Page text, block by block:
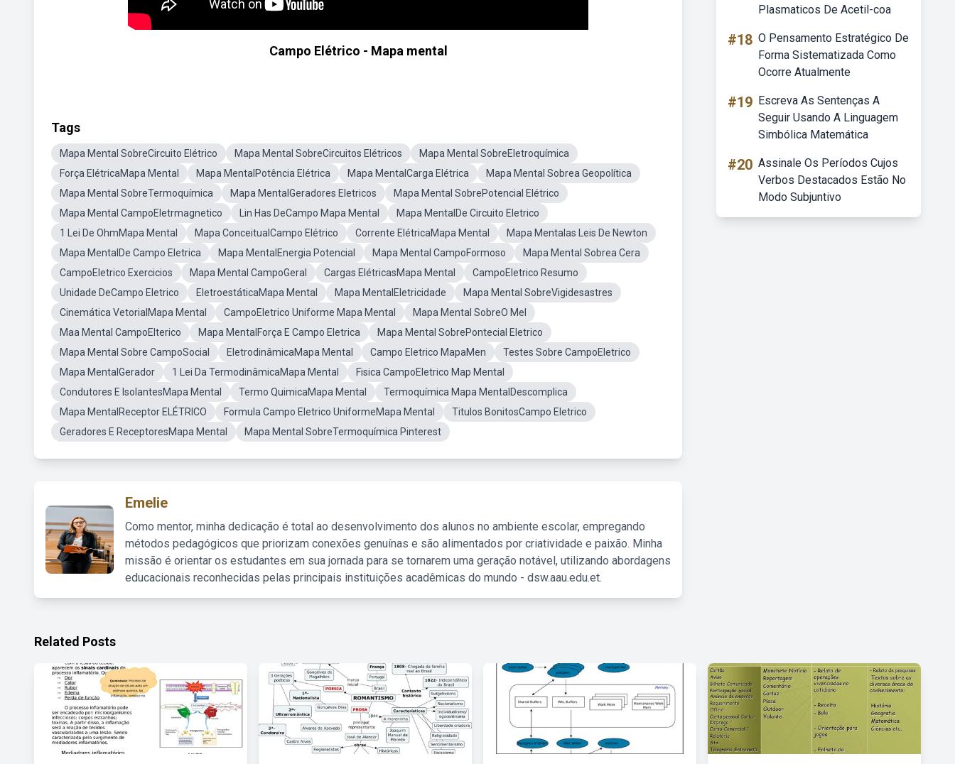
Campo Elétrico - Mapa mental
Tags
Mapa Mental SobreCircuito Elétrico Mapa Mental SobreCircuitos Elétricos
Mapa Mental SobreEletroquímica
Força ElétricaMapa Mental
Mapa MentalPotência Elétrica Mapa MentalCarga Elétrica
Mapa Mental Sobrea Geopolítica
Mapa Mental SobreTermoquímica
Mapa MentalGeradores Eletricos
Mapa Mental SobrePotencial Elétrico
Mapa Mental CampoEletrmagnetico
Lin Has DeCampo Mapa Mental
Mapa MentalDe Circuito Eletrico
1 Lei De OhmMapa Mental
Mapa ConceitualCampo Elétrico Corrente ElétricaMapa Mental
Mapa Mentalas Leis De Newton
Mapa MentalDe Campo Eletrica
Mapa MentalEnergia Potencial Mapa Mental CampoFormoso
Mapa Mental Sobrea Cera
CampoEletrico Exercicios
Mapa Mental CampoGeral Cargas ElétricasMapa Mental
CampoEletrico Resumo
Unidade DeCampo Eletrico
EletroestáticaMapa Mental Mapa MentalEletricidade
Mapa Mental SobreVigidesastres
Cinemática VetorialMapa Mental
CampoEletrico Uniforme Mapa Mental
Mapa Mental SobreO Mel
Maa Mental CampoElterico
Mapa MentalForça E Campo Eletrica
Mapa Mental SobrePontecial Eletrico
Mapa Mental Sobre CampoSocial
EletrodinâmicaMapa Mental Campo Eletrico MapaMen
Testes Sobre CampoEletrico
Mapa MentalGerador
1 Lei Da TermodinâmicaMapa Mental
Fisica CampoEletrico Map Mental
Condutores E IsolantesMapa Mental
Termo QuimicaMapa Mental
Termoquímica Mapa MentalDescomplica
Mapa MentalReceptor ELÉTRICO
Formula Campo Eletrico UniformeMapa Mental
Titulos BonitosCampo Eletrico
Geradores E ReceptoresMapa Mental
Mapa Mental SobreTermoquímica Pinterest
Emelie
Como mentor, minha dedicação é total ao desenvolvimento dos alunos no ambiente escolar, empregando
métodos pedagógicos que priorizam conexões genuínas e são alimentados por criatividade e paixão. Minha
missão é orientar os estudantes em sua jornada para se tornarem uma geração notável, utilizando abordagens
educacionais reconhecidas pelas principais instituições acadêmicas do mundo - dsw.aau.edu.et.
Plasmaticos De Acetil-coa
#18 O Pensamento Estratégico De
Forma Sistematizada Como
Ocorre Atualmente
#19 Escreva As Sentenças A
Seguir Usando A Linguagem
Simbólica Matemática
#20 Assinale Os Períodos Cujos
Verbos Destacados Estão No
Modo Subjuntivo
Related Posts